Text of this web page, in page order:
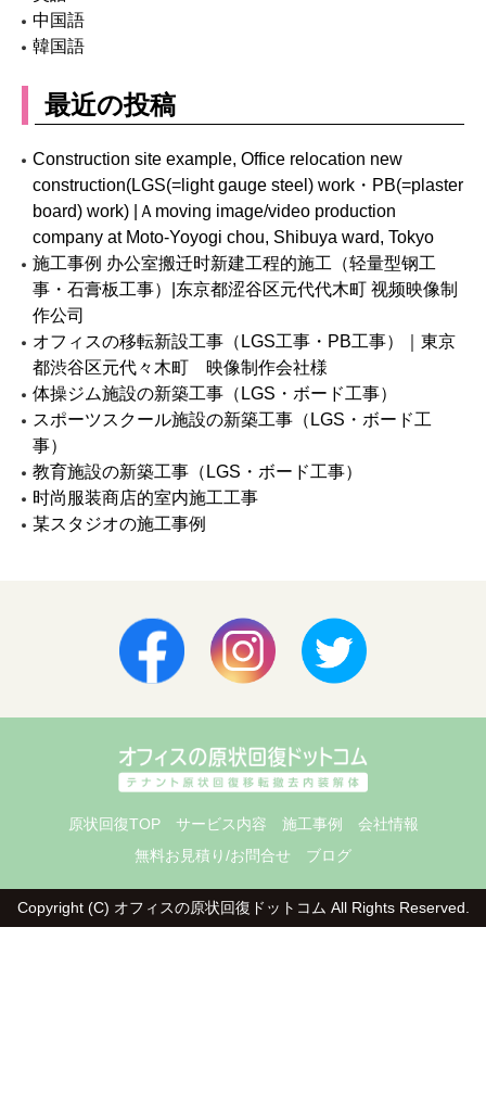
中国語
韓国語
最近の投稿
Construction site example, Office relocation new
construction(LGS(=light gauge steel) work・PB(=plaster
board) work) |Ａmoving image/video production
company at Moto-Yoyogi chou, Shibuya ward, Tokyo
施工事例 办公室搬迁时新建工程的施工（轻量型钢工
事・石膏板工事）|东京都涩谷区元代代木町 视频映像制
作公司
オフィスの移転新設工事（LGS工事・PB工事）｜東京
都渋谷区元代々木町 映像制作会社様
体操ジム施設の新築工事（LGS・ボード工事）
スポーツスクール施設の新築工事（LGS・ボード工
事）
教育施設の新築工事（LGS・ボード工事）
时尚服装商店的室内施工工事
某スタジオの施工事例
原状回復TOP サービス内容 施工事例
会社情報
無料お見積り/お問合せ
ブログ
Copyright (C) オフィスの原状回復ドットコム All Rights Reserved.